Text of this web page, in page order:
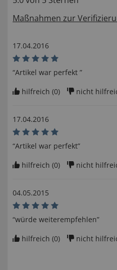
Maßnahmen zur
17.04.2016
“Artikel war perfekt ”
hilfreich (0) nicht
17.04.2016
“Artikel war perfekt”
hilfreich (0) nicht
04.05.2015
“würde weiterempfehlen”
hilfreich (0) nicht